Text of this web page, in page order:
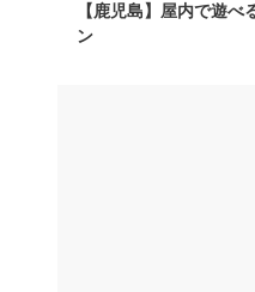
【鹿児島】屋内で遊
ン